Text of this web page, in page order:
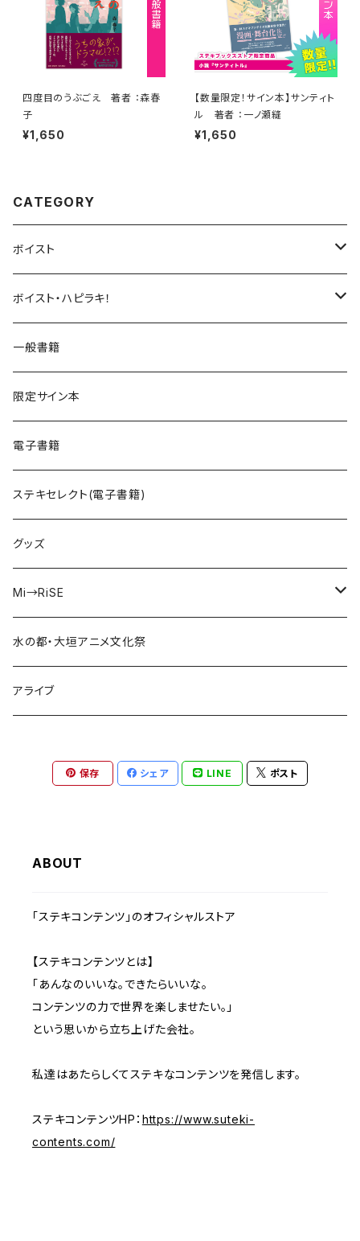
四度目のうぶごえ 著者 ：森春
子
¥1,650
【数量限定！サイン本】サンティト
ル 著者 ：一ノ瀬縫
¥1,650
CATEGORY
ボイスト
UNDERCΦDE
ダンデライオン
サイバスフィア
kIllIng mE
Peek a Boo!
えのじょ放送部
ISEKAIMODE
あかねさす
走れチュロス！
ボイスト・ハピラキ！
ハルウラワ！
NACK3!
声劇ふわろまん
一般書籍
限定サイン本
電子書籍
ステキセレクト(電子書籍)
グッズ
Mi→RiSE
夜見ベルノ
水の都・大垣アニメ文化祭
アライブ
保存 シェア LINE ポスト
ABOUT
「ステキコンテンツ」のオフィシャルストア
【ステキコンテンツとは】
「あんなのいいな。できたらいいな。
コンテンツの力で世界を楽しませたい。」
という思いから立ち上げた会社。
私達はあたらしくてステキなコンテンツを発信します。
ステキコンテンツHP： https://www.suteki-
contents.com/